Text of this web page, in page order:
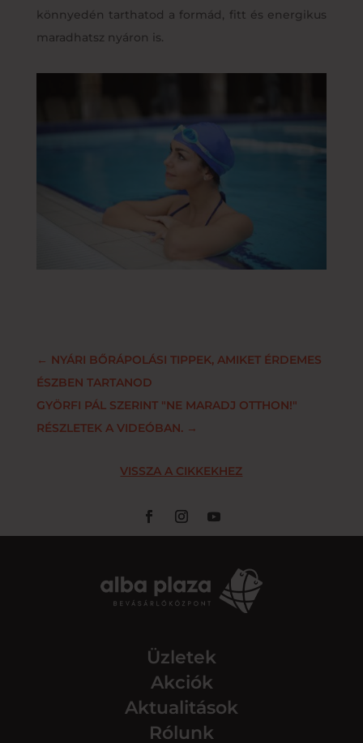
könnyedén tarthatod a formád, fitt és energikus
maradhatsz nyáron is.
← NYÁRI BŐRÁPOLÁSI TIPPEK, AMIKET ÉRDEMES
ÉSZBEN TARTANOD
GYÖRFI PÁL SZERINT "NE MARADJ OTTHON!"
RÉSZLETEK A VIDEÓBAN.→
VISSZA A CIKKEKHEZ
Üzletek
Akciók
Aktualitások
Rólunk